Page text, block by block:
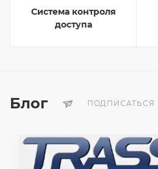
Система контроля
доступа
Блог ПОДПИСАТЬСЯ